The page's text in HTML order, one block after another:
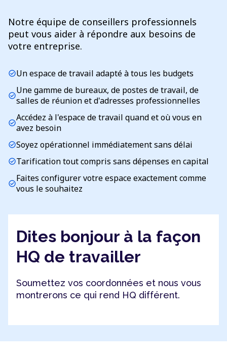
Notre équipe de conseillers professionnels
peut vous aider à répondre aux besoins de
votre entreprise.
check_circleUn espace de travail adapté à tous les budgets
check_circleUne gamme de bureaux, de postes de travail, de
salles de réunion et d'adresses professionnelles
check_circleAccédez à l'espace de travail quand et où vous en
avez besoin
check_circleSoyez opérationnel immédiatement sans délai
check_circleTarification tout compris sans dépenses en capital
check_circleFaites configurer votre espace exactement comme
vous le souhaitez
Dites bonjour à la façon
HQ de travailler
Soumettez vos coordonnées et nous vous
montrerons ce qui rend HQ différent.